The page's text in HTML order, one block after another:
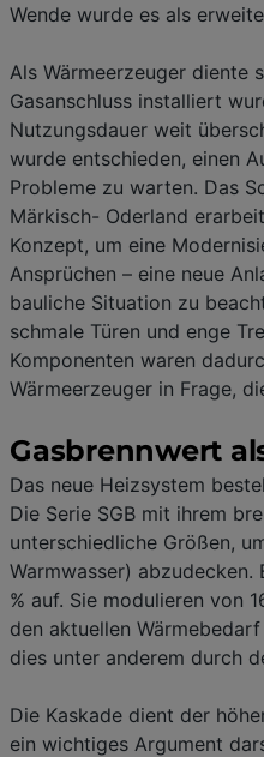
Wende wurde es als
Als Wärmeerzeuger diente
Gasanschluss installiert
Nutzungsdauer weit
wurde entschieden, einen
Probleme zu warten. Das
Märkisch- Oderland
Konzept, um eine
Ansprüchen – eine neue
bauliche Situation zu
schmale Türen und enge
Komponenten waren
Wärmeerzeuger in Frage,
Gasbrennwert
Das neue Heizsystem
Die Serie SGB mit ihrem
unterschiedliche Größen,
Warmwasser)
% auf. Sie modulieren von
den aktuellen
dies unter anderem durch
Die Kaskade dient der
ein wichtiges Argument